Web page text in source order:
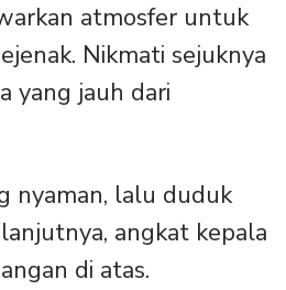
atmosfer untuk
Nikmati sejuknya
yang jauh dari
nyaman, lalu duduk
angkat kepala
di atas.